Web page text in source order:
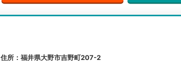
住所：福井県大野市吉野町207-2